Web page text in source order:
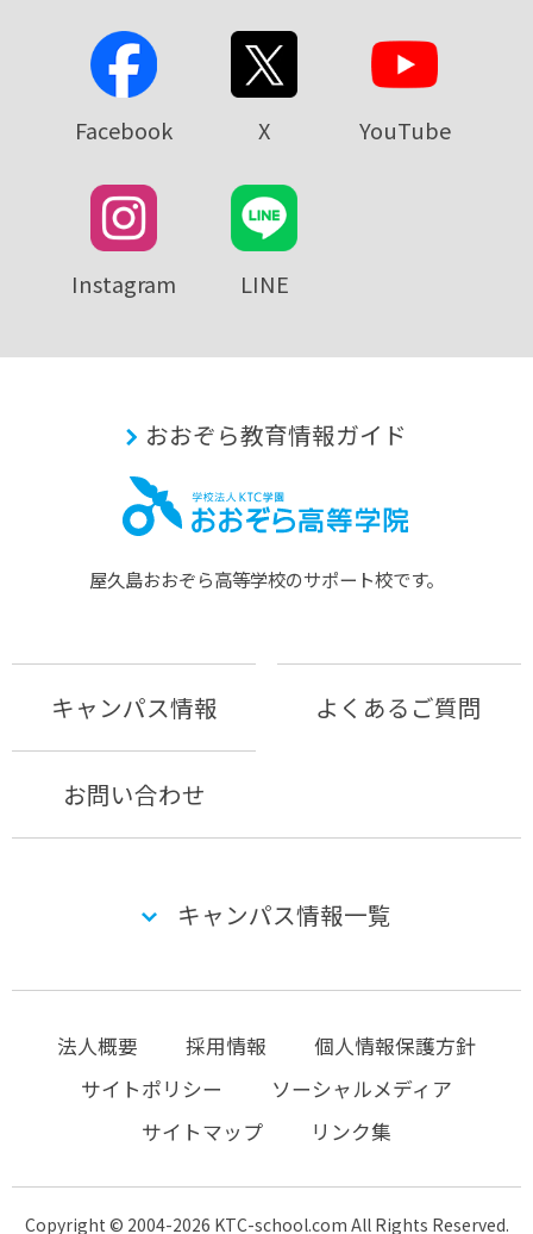
Facebook X YouTube
Instagram LINE
おおぞら教育情報ガイド
屋久島おおぞら⾼等学校のサポート校です。
キャンパス情報 よくあるご質問
お問い合わせ
キャンパス情報一覧
法人概要 採用情報
個人情報保護方針
サイトポリシー
ソーシャルメディア
サイトマップ
リンク集
Copyright © 2004-2026 KTC-school.com All Rights Reserved.